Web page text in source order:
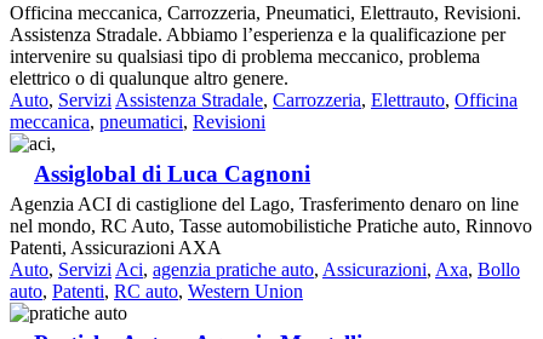
Officina meccanica, Carrozzeria, Pneumatici, Elettrauto, Revisioni.
Assistenza Stradale. Abbiamo l’esperienza e la qualificazione per
intervenire su qualsiasi tipo di problema meccanico, problema
elettrico o di qualunque altro genere.
Auto, Servizi Assistenza Stradale, Carrozzeria, Elettrauto, Officina
meccanica, pneumatici, Revisioni
Assiglobal di Luca Cagnoni
Agenzia ACI di castiglione del Lago, Trasferimento denaro on line
nel mondo, RC Auto, Tasse automobilistiche Pratiche auto, Rinnovo
Patenti, Assicurazioni AXA
Auto, Servizi Aci, agenzia pratiche auto, Assicurazioni, Axa, Bollo
auto, Patenti, RC auto, Western Union